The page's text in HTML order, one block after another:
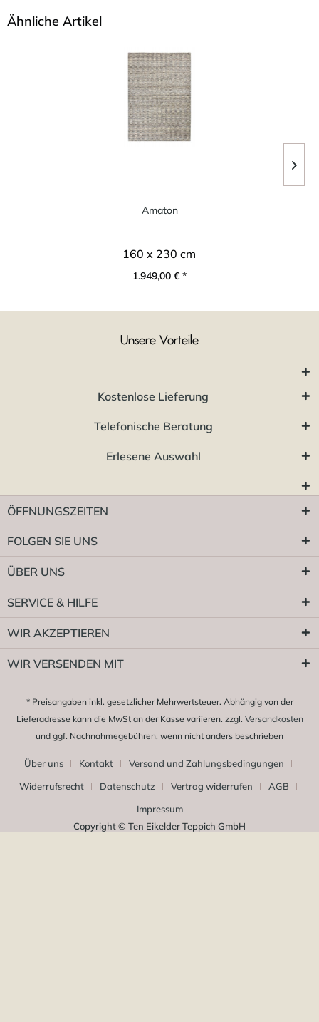
Ähnliche Artikel
Amaton
160 x 230 cm
1.949,00 € *
Unsere Vorteile
Kostenlose Lieferung
Telefonische Beratung
Erlesene Auswahl
ÖFFNUNGSZEITEN
FOLGEN SIE UNS
ÜBER UNS
SERVICE & HILFE
WIR AKZEPTIEREN
WIR VERSENDEN MIT
* Preisangaben inkl. gesetzlicher Mehrwertsteuer. Abhängig von der
Lieferadresse kann die MwSt an der Kasse variieren. zzgl. Versandkosten
und ggf. Nachnahmegebühren, wenn nicht anders beschrieben
Über uns Kontakt
Versand und Zahlungsbedingungen
Widerrufsrecht
Datenschutz Vertrag widerrufen
AGB
Impressum
Copyright © Ten Eikelder Teppich GmbH